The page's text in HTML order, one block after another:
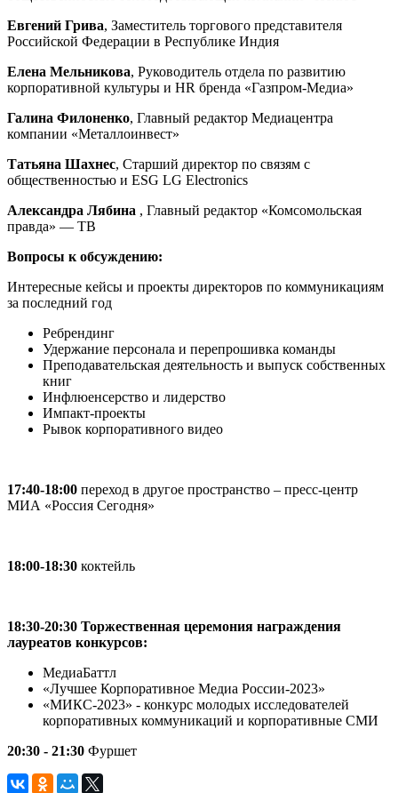
Евгений Грива, Заместитель торгового представителя
Российской Федерации в Республике Индия
Елена Мельникова, Руководитель отдела по развитию
корпоративной культуры и HR бренда «Газпром-Медиа»
Галина Филоненко, Главный редактор Медиацентра
компании «Металлоинвест»
Татьяна Шахнес, Старший директор по связям с
общественностью и ESG LG Electronics
Александра Лябина , Главный редактор «Комсомольская
правда» — ТВ
Вопросы к обсуждению:
Интересные кейсы и проекты директоров по коммуникациям
за последний год
Ребрендинг
Удержание персонала и перепрошивка команды
Преподавательская деятельность и выпуск собственных
книг
Инфлюенсерство и лидерство
Импакт-проекты
Рывок корпоративного видео
17:40-18:00 переход в другое пространство – пресс-центр
МИА «Россия Сегодня»
18:00-18:30 коктейль
18:30-20:30 Торжественная церемония награждения
лауреатов конкурсов:
МедиаБаттл
«Лучшее Корпоративное Медиа России-2023»
«МИКС-2023» - конкурс молодых исследователей
корпоративных коммуникаций и корпоративные СМИ
20:30 - 21:30 Фуршет